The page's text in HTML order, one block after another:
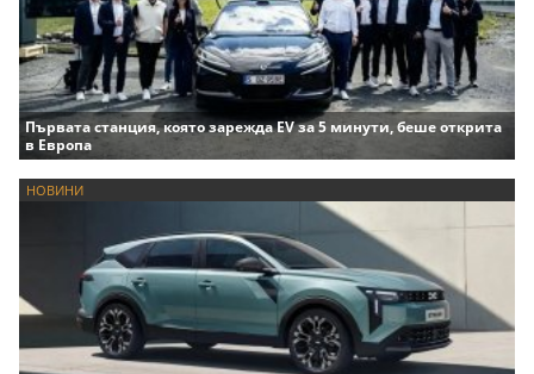
Първата станция, която зарежда EV за 5 минути, беше открита
в Европа
НОВИНИ